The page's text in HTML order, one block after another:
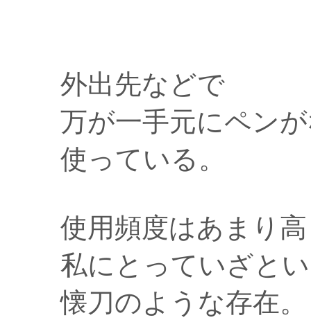
外出先などで
万が一手元にペン
使っている。
使用頻度はあまり
私にとっていざと
懐刀のような存在。